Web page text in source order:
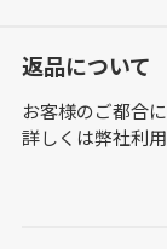
返品について
お客様のご都合
詳しくは弊社利